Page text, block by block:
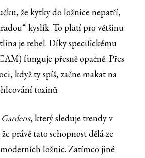
že kytky do ložnice nepatří,
kyslík. To platí pro většinu
je rebel. Díky specifickému
funguje přesně opačně. Přes
když ty spíš, začne makat na
toxinů.
, který sleduje trendy v
právě tato schopnost dělá ze
moderních ložnic. Zatímco jiné